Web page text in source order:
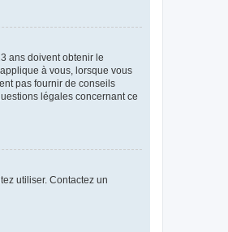
ans doivent obtenir le
à vous, lorsque vous
pas fournir de conseils
légales concernant ce
utiliser. Contactez un